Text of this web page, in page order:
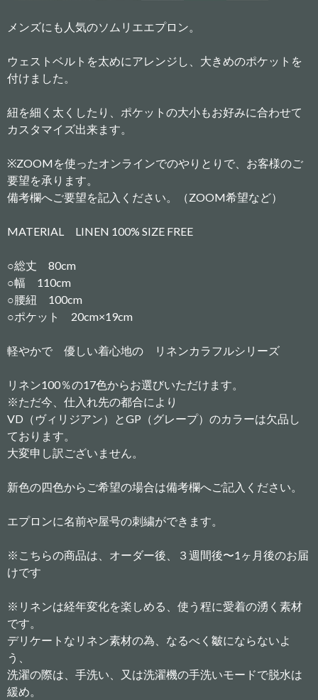
メンズにも人気のソムリエエプロン。
ウェストベルトを太めにアレンジし、大きめのポケットを
付けました。
紐を細く太くしたり、ポケットの大小もお好みに合わせて
カスタマイズ出来ます。
※ZOOMを使ったオンラインでのやりとりで、お客様のご
要望を承ります。
備考欄へご要望を記入ください。（ZOOM希望など）
MATERIAL LINEN 100% SIZE FREE
○総丈 80cm
○幅 110cm
○腰紐 100cm
○ポケット 20cm×19cm
軽やかで 優しい着心地の リネンカラフルシリーズ
リネン100％の17色からお選びいただけます。
※ただ今、仕入れ先の都合により
VD（ヴィリジアン）とGP（グレープ）のカラーは欠品し
ております。
大変申し訳ございません。
新色の四色からご希望の場合は備考欄へご記入ください。
エプロンに名前や屋号の刺繍ができます。
※こちらの商品は、オーダー後、３週間後〜1ヶ月後のお届
けです
※リネンは経年変化を楽しめる、使う程に愛着の湧く素材
です。
デリケートなリネン素材の為、なるべく皺にならないよ
う、
洗濯の際は、手洗い、又は洗濯機の手洗いモードで脱水は
緩め。